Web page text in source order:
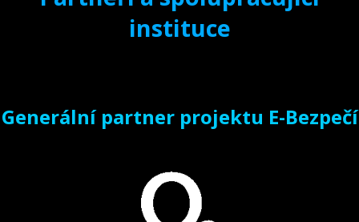
instituce
Generální partner projektu E-Bezpečí